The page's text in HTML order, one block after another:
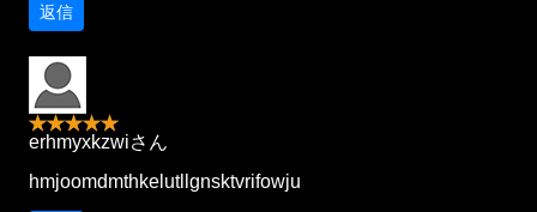
返信
erhmyxkzwiさん
hmjoomdmthkelutllgnsktvrifowju